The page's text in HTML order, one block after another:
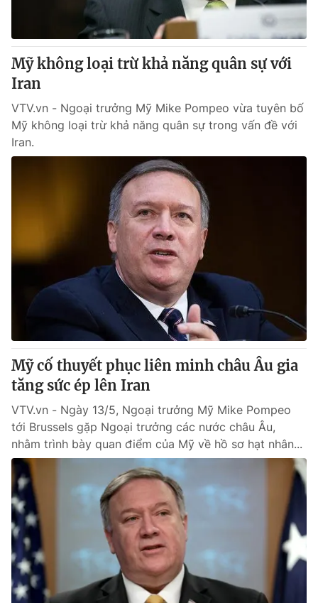
Mỹ không loại trừ khả năng quân sự với
Iran
VTV.vn - Ngoại trưởng Mỹ Mike Pompeo vừa tuyên bố
Mỹ không loại trừ khả năng quân sự trong vấn đề với
Iran.
Mỹ cố thuyết phục liên minh châu Âu gia
tăng sức ép lên Iran
VTV.vn - Ngày 13/5, Ngoại trưởng Mỹ Mike Pompeo
tới Brussels gặp Ngoại trưởng các nước châu Âu,
nhằm trình bày quan điểm của Mỹ về hồ sơ hạt nhân...